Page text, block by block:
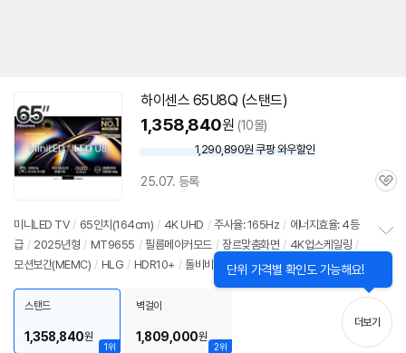
하이센스 65U8Q (스탠드)
1,358,840원 (10몰)
할
1,290,890원 쿠팡 와우할인
25.07. 등록
관
미니LED TV / 65인치 (164cm) / 4K UHD / 주사율: 165Hz / 에너지효율: 4등
급 / 2025년형 / MT9655 / 필름메이커모드 / 장르맞춤화면 / 4K업스케일링 /
모션보간(MEMC) / HLG / HDR10+ / 돌비비전IQ / 아이맥스인핸스드 / 화면반
FreeSync / VRR(165Hz) / 안드로이
12 / HDMI(전체): 3개
정
펼
기
1위
스탠드
1,358,840원
2위
벽걸이
1,809,000원
더보기